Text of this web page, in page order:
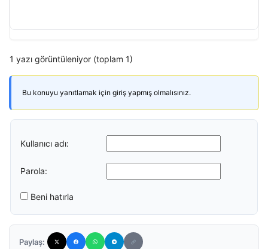
1 yazı görüntüleniyor (toplam 1)
Bu konuyu yanıtlamak için giriş yapmış olmalısınız.
Kullanıcı adı:
Parola:
Beni hatırla
Paylaş: